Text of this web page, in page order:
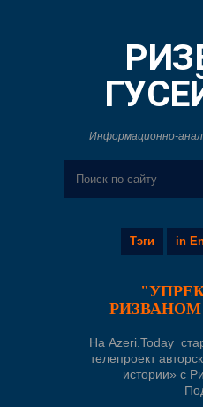
Информационно-
in
Тэги
На Azeri.Today
телепроект
истории» с